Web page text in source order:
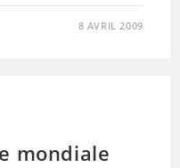
8 AVRIL 2009
mondiale